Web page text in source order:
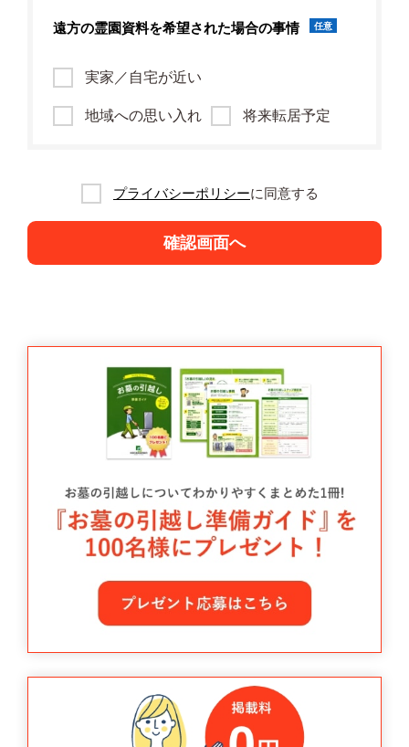
遠方の霊園資料を希望された場合の事情 任意
実家／自宅が近い
地域への思い入れ 将来転居予定
プライバシーポリシーに同意する
確認画面へ